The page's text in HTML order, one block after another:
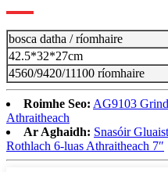
bosca datha / ríomhaire
42.5*32*27cm
4560/9420/11100 ríomhaire
Roimhe Seo: AG9103
Athraitheach
Ar Aghaidh: Snasóir
Rothlach 6-luas Athraitheach 7″